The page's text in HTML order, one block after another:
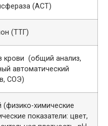
(АСТ)
(ТТГ)
крови (общий анализ,
автоматический
СОЭ)
химические
показатели: цвет,